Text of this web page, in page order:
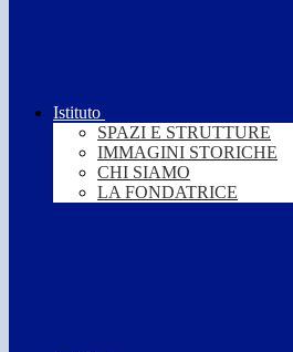
Istituto
SPAZI E STRUTTURE
IMMAGINI STORICHE
CHI SIAMO
LA FONDATRICE